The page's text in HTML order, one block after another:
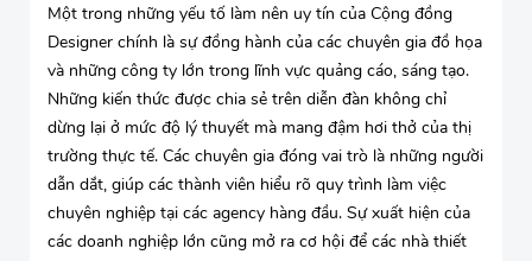
Một trong những yếu tố làm nên uy tín của Cộng đồng
Designer chính là sự đồng hành của các chuyên gia đồ họa
và những công ty lớn trong lĩnh vực quảng cáo, sáng tạo.
Những kiến thức được chia sẻ trên diễn đàn không chỉ
dừng lại ở mức độ lý thuyết mà mang đậm hơi thở của thị
trường thực tế. Các chuyên gia đóng vai trò là những người
dẫn dắt, giúp các thành viên hiểu rõ quy trình làm việc
chuyên nghiệp tại các agency hàng đầu. Sự xuất hiện của
các doanh nghiệp lớn cũng mở ra cơ hội để các nhà thiết